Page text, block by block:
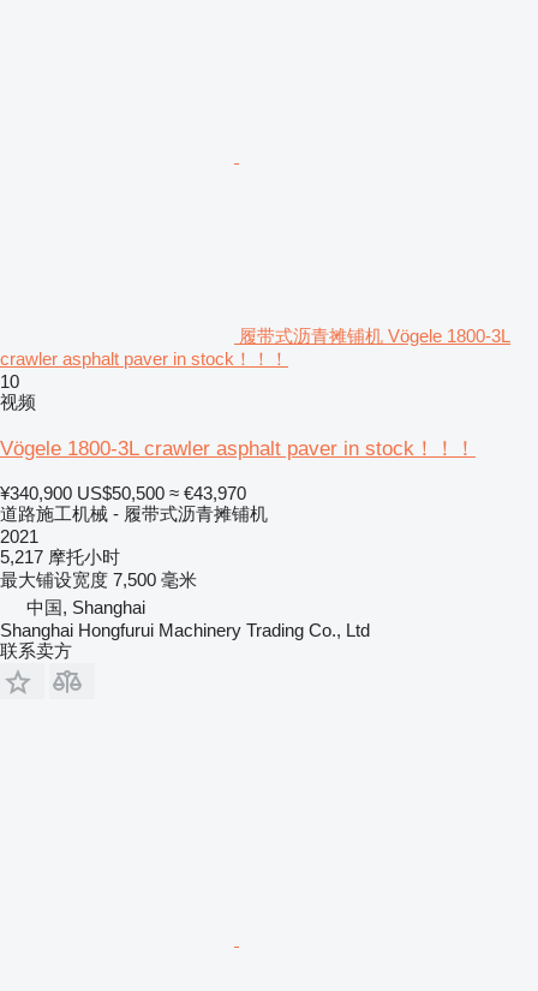
履带式沥青摊铺机 Vögele 1800-3L
crawler asphalt paver in stock！！！
10
视频
Vögele 1800-3L crawler asphalt paver in stock！！！
¥340,900 US$50,500 ≈ €43,970
道路施工机械 - 履带式沥青摊铺机
2021
5,217 摩托小时
最大铺设宽度 7,500 毫米
中国, Shanghai
Shanghai Hongfurui Machinery Trading Co., Ltd
联系卖方